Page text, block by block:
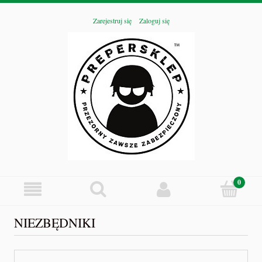
Zarejestruj się Zaloguj się
NIEZBĘDNIKI